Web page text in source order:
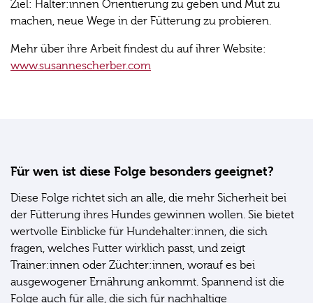
Ziel: Halter:innen Orientierung zu geben und Mut zu
machen, neue Wege in der Fütterung zu probieren.
Mehr über ihre Arbeit findest du auf ihrer Website:
www.susannescherber.com
Für wen ist diese Folge besonders geeignet?
Diese Folge richtet sich an alle, die mehr Sicherheit bei
der Fütterung ihres Hundes gewinnen wollen. Sie bietet
wertvolle Einblicke für Hundehalter:innen, die sich
fragen, welches Futter wirklich passt, und zeigt
Trainer:innen oder Züchter:innen, worauf es bei
ausgewogener Ernährung ankommt. Spannend ist die
Folge auch für alle, die sich für nachhaltige